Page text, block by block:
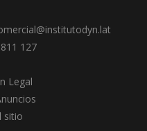
127
Legal
sitio